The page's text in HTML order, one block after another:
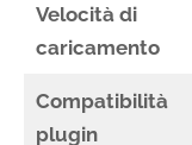
Velocità di
caricamento
Compatibilità
plugin